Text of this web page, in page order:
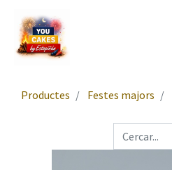
Productes Festes majors